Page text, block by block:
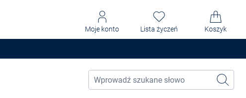
Moje konto Lista życzeń Koszyk